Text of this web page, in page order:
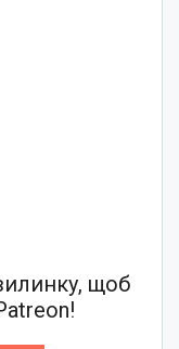
щоб